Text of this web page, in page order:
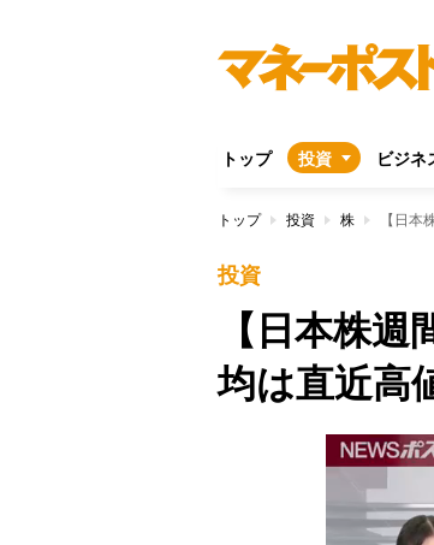
トップ 投資 ビジネ
トップ 投資 株 【日
投資
【日本株
均は直近高